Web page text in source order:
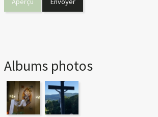
Albums photos